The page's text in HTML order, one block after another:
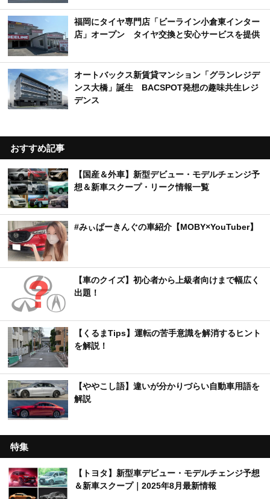
福岡にタイヤ専門店「ビーライン小倉東インター
店」オープン タイヤ交換と安心サービスを提供
オートバックス新賃貸マンション「グランレジデ
ンス大橋」誕生 BACSPOT発想の趣味共生レジ
デンス
おすすめ記事
【国産＆外車】新型デビュー・モデルチェンジ予
想＆新車スクープ・リーク情報一覧
#みぃぱーきんぐの車紹介【MOBY×YouTuber】
【車のクイズ】初心者から上級者向けまで幅広く
出題！
【くるまTips】運転の苦手意識を解消するヒント
を解説！
【ややこし語】違いが分かりづらい自動車用語を
解説
特集
【トヨタ】新型車デビュー・モデルチェンジ予想
＆新車スクープ｜2025年8月最新情報